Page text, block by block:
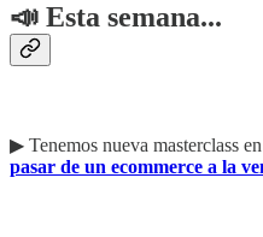
📣 Esta semana...
▶︎ Tenemos nueva masterclass
pasar de un ecommerce a la